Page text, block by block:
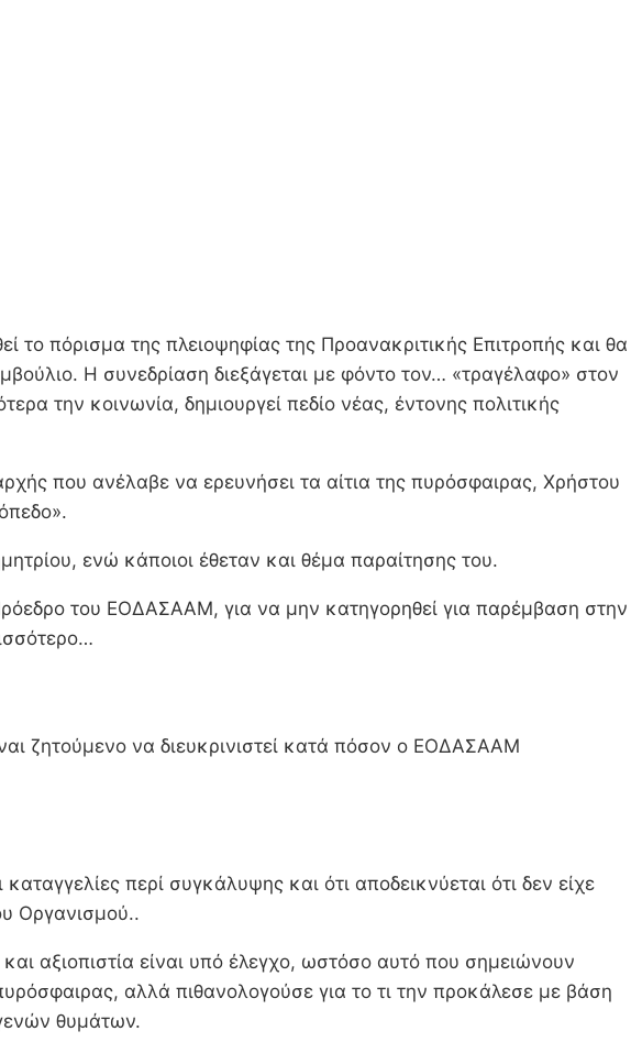
το πόρισμα της πλειοψηφίας της Προανακριτικής Επιτροπής και θα
Η συνεδρίαση διεξάγεται με φόντο τον… «τραγέλαφο» στον
την κοινωνία, δημιουργεί πεδίο νέας, έντονης πολιτικής
που ανέλαβε να ερευνήσει τα αίτια της πυρόσφαιρας, Χρήστου
ενώ κάποιοι έθεταν και θέμα παραίτησης του.
του ΕΟΔΑΣΑΑΜ, για να μην κατηγορηθεί για παρέμβαση στην
ζητούμενο να διευκρινιστεί κατά πόσον ο ΕΟΔΑΣΑΑΜ
περί συγκάλυψης και ότι αποδεικνύεται ότι δεν είχε
Οργανισμού..
αξιοπιστία είναι υπό έλεγχο, ωστόσο αυτό που σημειώνουν
αλλά πιθανολογούσε για το τι την προκάλεσε με βάση
θυμάτων.